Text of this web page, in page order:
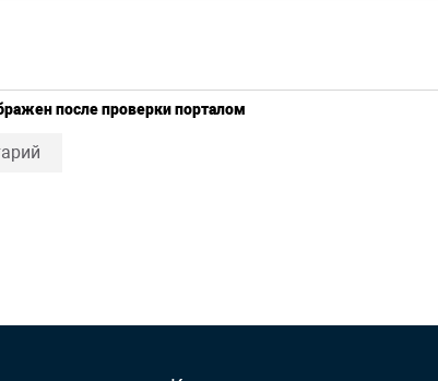
после проверки порталом